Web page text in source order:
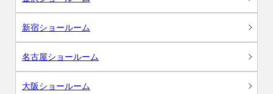
新宿ショールーム
名古屋ショールーム
大阪ショールーム